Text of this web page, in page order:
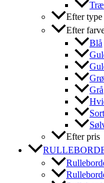
Træ
Efter type
Efter
Blå
Grå
Efter pris